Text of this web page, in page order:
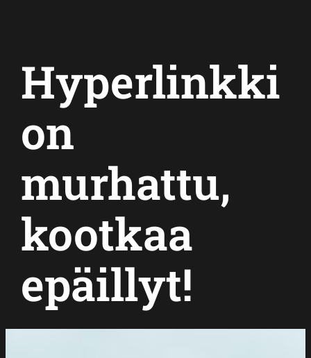
Hyperlinkki
on
murhattu,
kootkaa
epäillyt!